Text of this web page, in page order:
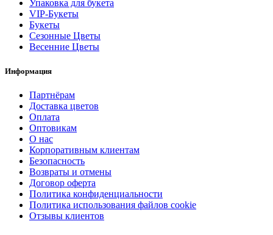
Упаковка для букета
VIP-Букеты
Букеты
Сезонные Цветы
Весенние Цветы
Информация
Партнёрам
Доставка цветов
Оплата
Оптовикам
О нас
Корпоративным клиентам
Безопасность
Возвраты и отмены
Договор оферта
Политика конфиденциальности
Политика использования файлов cookie
Отзывы клиентов